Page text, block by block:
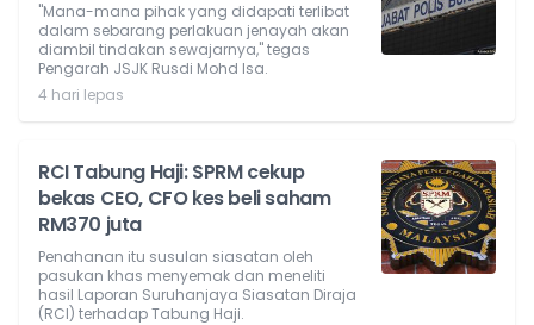
"Mana-mana pihak yang didapati terlibat
dalam sebarang perlakuan jenayah akan
diambil tindakan sewajarnya," tegas
Pengarah JSJK Rusdi Mohd Isa.
4 hari lepas
RCI Tabung Haji: SPRM cekup
bekas CEO, CFO kes beli saham
RM370 juta
Penahanan itu susulan siasatan oleh
pasukan khas menyemak dan meneliti
hasil Laporan Suruhanjaya Siasatan Diraja
(RCI) terhadap Tabung Haji.